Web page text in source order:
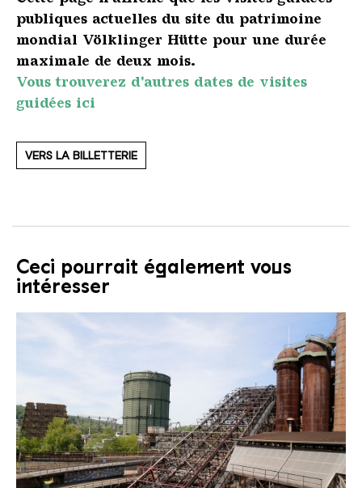
publiques actuelles du site du patrimoine
mondial Völklinger Hütte pour une durée
maximale de deux mois.
Vous trouverez d'autres dates de visites
guidées ici
VERS LA BILLETTERIE
Ceci pourrait également vous
intéresser